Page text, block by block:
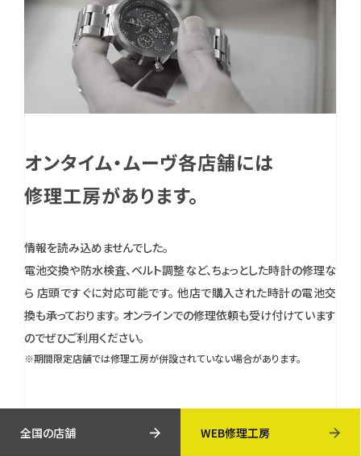
オンタイム・ムーヴ各店舗には
修理工房があります。
情報を読み込めませんでした。
電池交換や防水検査、ベルト調整など、ちょっとした時計の修理な
ら 店頭ですぐに対応可能です。 他店で購入された時計の電池交
換も承っております。 オンラインでの修理依頼も受け付けています
のでぜひご利用ください。
※期間限定店舗では修理工房が併設されていない場合があります。
全国の店舗 WEB修理工房